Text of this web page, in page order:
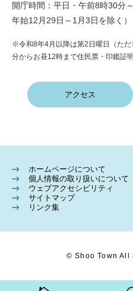
開庁時間：平日・午前8時30分
年始12月29日～1月3日を除く）
※令和8年4月以降は第2日曜日（た
分からお昼12時まで住民票・印鑑証
アクセス
ホームページについて
個人情報の取り扱いについて
ウェブアクセシビリティ
サイトマップ
リンク集
© Shoo Town All